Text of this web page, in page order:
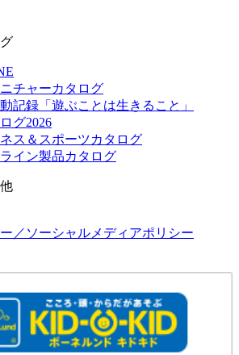
チャーカタログ
記録「遊ぶことは生きること」
グ2026
ス＆スポーツカタログ
イン製品カタログ
／ソーシャルメディアポリシー